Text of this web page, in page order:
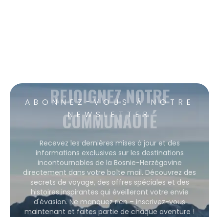
ABONNEZ-VOUS À NOTRE
NEWSLETTER
REJOIGNEZ NOTRE
COMMUNAUTÉ
Recevez les dernières mises à jour et des
informations exclusives sur les destinations
incontournables de la Bosnie-Herzégovine
directement dans votre boîte mail. Découvrez des
secrets de voyage, des offres spéciales et des
histoires inspirantes qui éveilleront votre envie
d'évasion. Ne manquez rien – inscrivez-vous
maintenant et faites partie de chaque aventure !